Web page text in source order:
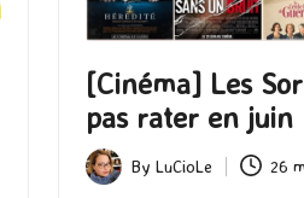
[Cinéma] Les
pas rater en juin
Posted
By LuCioLe 26